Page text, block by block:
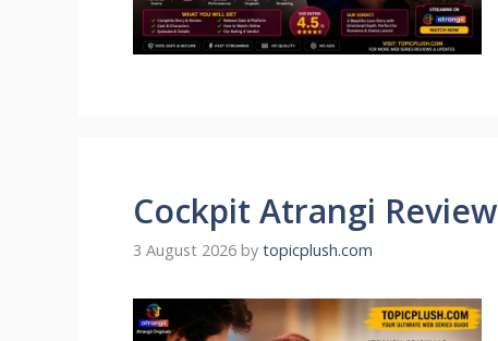
Cockpit Atrangi Review
3 August 2026 by topicplush.com